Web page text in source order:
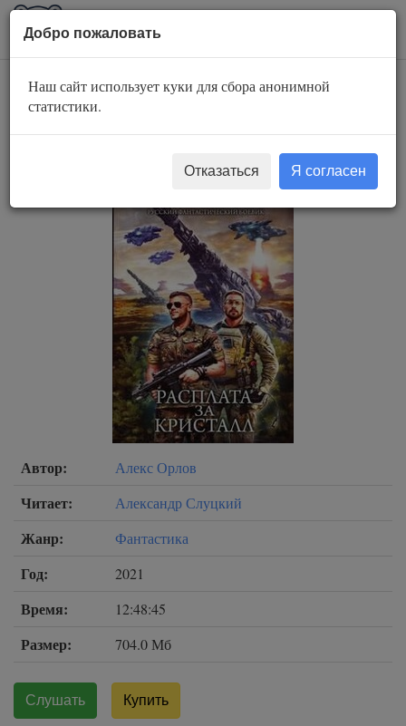
AuBook.org
Расплата за
кристалл
Автор: Алекс Орлов
Читает: Александр Слуцкий
Жанр: Фантастика
Год: 2021
Время: 12:48:45
Размер: 704.0 Мб
Слушать Купить
Добро пожаловать
Наш сайт использует куки для сбора анонимной
статистики.
Отказаться Я согласен